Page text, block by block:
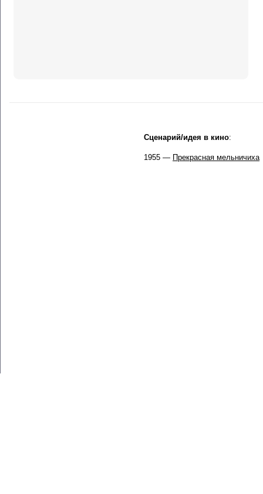
Сценарий/идея в кино:
1955 — Прекрасная мельничиха